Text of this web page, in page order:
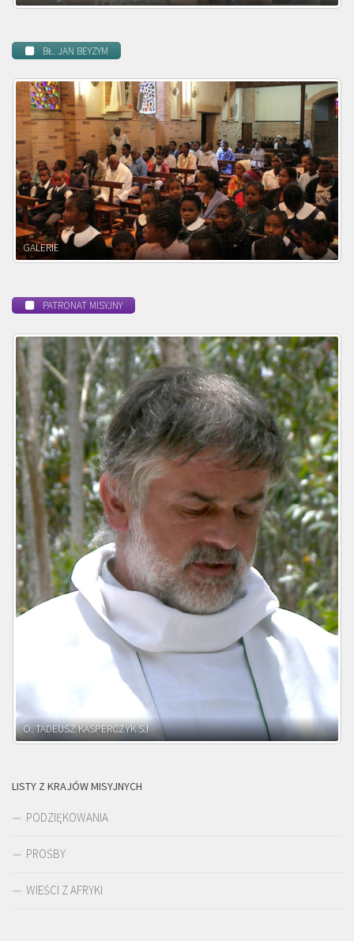
BŁ. JAN BEYZYM
POWOŁANIE MISYJNE
PATRONAT MISYJNY
O. ADNRZEJ LEŚNIARA SJ
LISTY Z KRAJÓW MISYJNYCH
PODZIĘKOWANIA
PROŚBY
WIEŚCI Z AFRYKI